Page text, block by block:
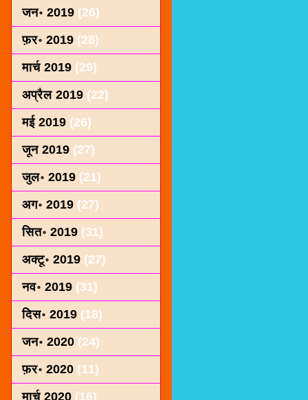
जन॰ 2019 (26)
फ़र॰ 2019 (28)
मार्च 2019 (29)
अप्रैल 2019 (22)
मई 2019 (26)
जून 2019 (27)
जुल॰ 2019 (21)
अग॰ 2019 (27)
सित॰ 2019 (31)
अक्टू॰ 2019 (27)
नव॰ 2019 (31)
दिस॰ 2019 (18)
जन॰ 2020 (24)
फ़र॰ 2020 (11)
मार्च 2020 (16)